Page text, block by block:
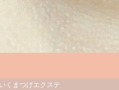
くまつげエクステ
所登録サロン